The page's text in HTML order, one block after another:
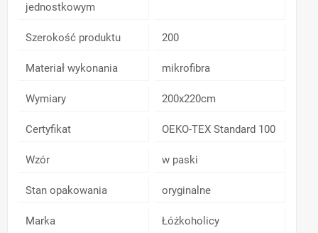
jednostkowym
Szerokość produktu 200
Materiał wykonania mikrofibra
Wymiary 200x220cm
Certyfikat OEKO-TEX Standard 100
Wzór w paski
Stan opakowania oryginalne
Marka Łóżkoholicy